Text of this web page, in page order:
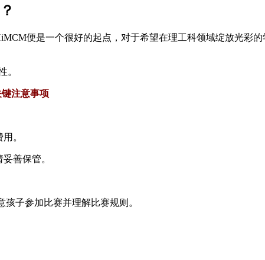
便是一个很好的起点，对于希望在理工科领域绽放光彩
。
注意事项
。
善保管。
子参加比赛并理解比赛规则。